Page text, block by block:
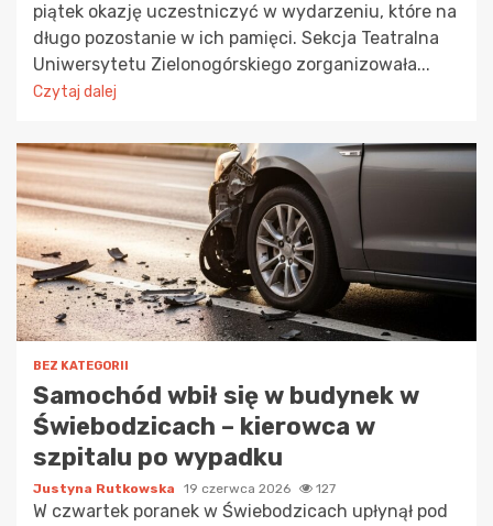
piątek okazję uczestniczyć w wydarzeniu, które na
długo pozostanie w ich pamięci. Sekcja Teatralna
Uniwersytetu Zielonogórskiego zorganizowała...
Czytaj dalej
BEZ KATEGORII
Samochód wbił się w budynek w
Świebodzicach – kierowca w
szpitalu po wypadku
Justyna Rutkowska 19 czerwca 2026 127
W czwartek poranek w Świebodzicach upłynął pod